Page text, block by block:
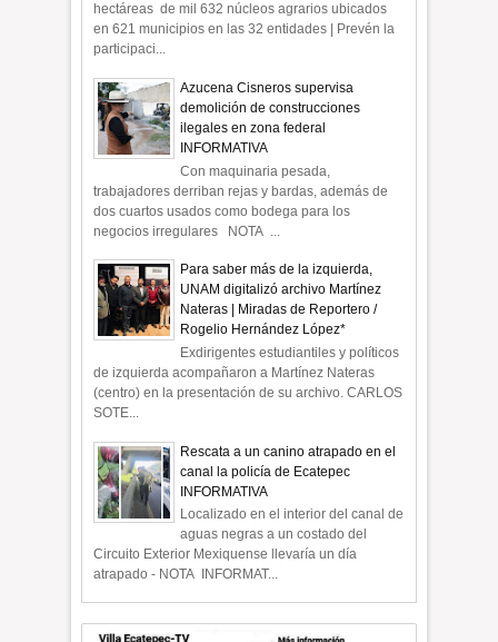
hectáreas de mil 632 núcleos agrarios ubicados
en 621 municipios en las 32 entidades | Prevén la
participaci...
Azucena Cisneros supervisa
demolición de construcciones
ilegales en zona federal
INFORMATIVA
Con maquinaria pesada,
trabajadores derriban rejas y bardas, además de
dos cuartos usados como bodega para los
negocios irregulares NOTA ...
Para saber más de la izquierda,
UNAM digitalizó archivo Martínez
Nateras | Miradas de Reportero /
Rogelio Hernández López*
Exdirigentes estudiantiles y políticos
de izquierda acompañaron a Martínez Nateras
(centro) en la presentación de su archivo. CARLOS
SOTE...
Rescata a un canino atrapado en el
canal la policía de Ecatepec
INFORMATIVA
Localizado en el interior del canal de
aguas negras a un costado del
Circuito Exterior Mexiquense llevaría un día
atrapado - NOTA INFORMAT...